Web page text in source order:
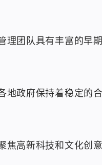
理团队具有丰富的早
地政府保持着稳定的
焦高新科技和文化创